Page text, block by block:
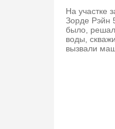
На участке
Зорде Рэйн
было,
воды,
вызвали